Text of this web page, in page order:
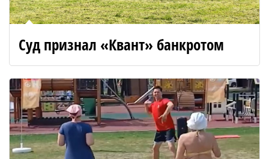
Суд признал «Квант» банкротом